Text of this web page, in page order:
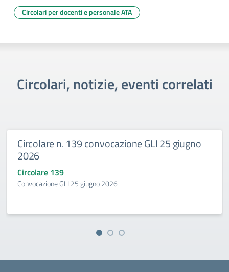
Circolari per docenti e personale ATA
Circolari, notizie, eventi correlati
Circolare n. 139 convocazione GLI 25 giugno
2026
Circolare 139
Convocazione GLI 25 giugno 2026